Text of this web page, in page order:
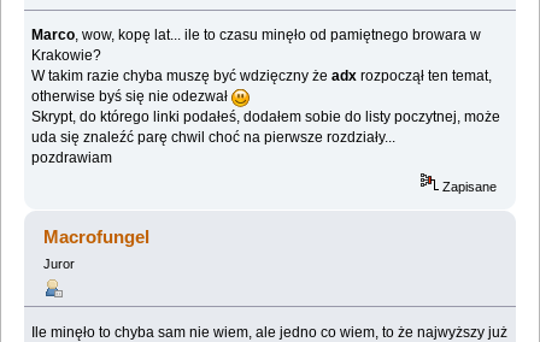
Marco, wow, kopę lat... ile to czasu minęło od pamiętnego browara w
Krakowie?
W takim razie chyba muszę być wdzięczny żeadx rozpoczął ten temat,
otherwise byś się nie odezwał
Skrypt, do którego linki podałeś, dodałem sobie do listy poczytnej, może
uda się znaleźć parę chwil choć na pierwsze rozdziały...
pozdrawiam
Zapisane
Macrofungel
Juror
Ile minęło to chyba sam nie wiem, ale jedno co wiem, to że najwyższy już